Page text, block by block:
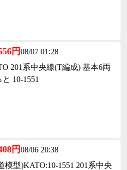
円08/07 01:28
201系中央線(T編成) 基本6両
10-1551
円08/06 20:38
模型)KATO:10-1551 201系中央